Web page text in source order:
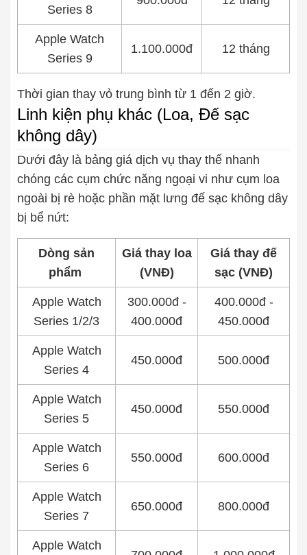
Series 8
Apple Watch
Series 9
1.100.000đ 12 tháng
Thời gian thay vỏ trung bình từ 1 đến 2 giờ.
Linh kiện phụ khác (Loa, Đế sạc
không dây)
Dưới đây là bảng giá dịch vụ thay thế nhanh
chóng các cụm chức năng ngoại vi như cụm loa
ngoài bị rè hoặc phần mặt lưng đế sạc không dây
bị bể nứt:
Dòng sản
phẩm
Giá thay loa
(VNĐ)
Giá thay đế
sạc (VNĐ)
Apple Watch
Series 1/2/3
300.000đ -
400.000đ
400.000đ -
450.000đ
Apple Watch
Series 4
450.000đ 500.000đ
Apple Watch
Series 5
450.000đ 550.000đ
Apple Watch
Series 6
550.000đ 600.000đ
Apple Watch
Series 7
650.000đ 800.000đ
Apple Watch